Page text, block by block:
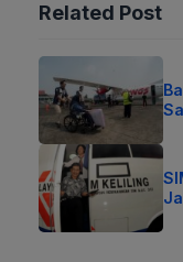
Related Post